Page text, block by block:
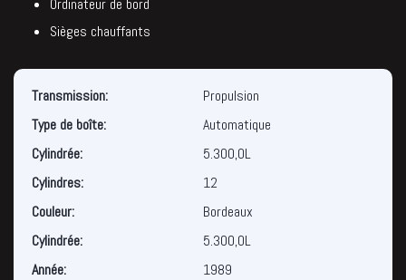
Ordinateur de bord
Sièges chauffants
Transmission:
Propulsion
Type de boîte:
Automatique
Cylindrée:
5.300,0L
Cylindres:
12
Couleur:
Bordeaux
Cylindrée:
5.300,0L
Année:
1989